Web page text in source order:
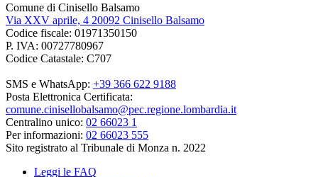
Comune di Cinisello Balsamo
Via XXV aprile, 4 20092 Cinisello Balsamo
Codice fiscale: 01971350150
P. IVA: 00727780967
Codice Catastale: C707
SMS e WhatsApp: +39 366 622 9188
Posta Elettronica Certificata:
comune.cinisellobalsamo@pec.regione.lombardia.it
Centralino unico: 02 66023 1
Per informazioni: 02 66023 555
Sito registrato al Tribunale di Monza n. 2022
Leggi le FAQ